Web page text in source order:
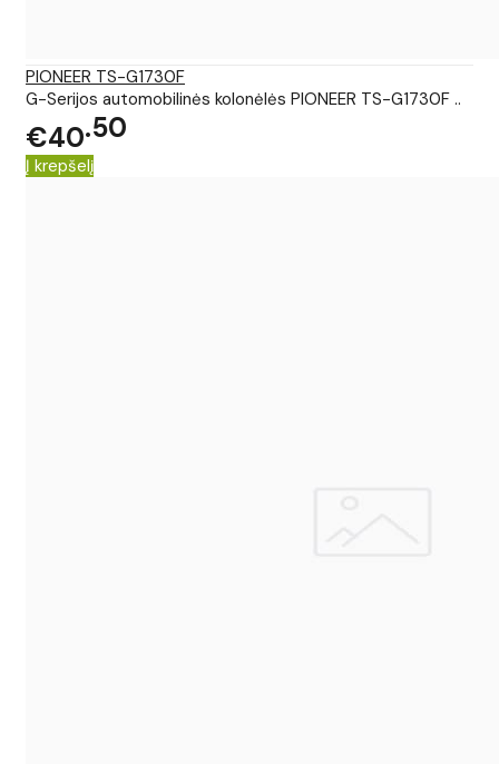
PIONEER TS-G1730F
G-Serijos automobilinės kolonėlės PIONEER TS-G1730F ..
€40 50
Į krepšelį